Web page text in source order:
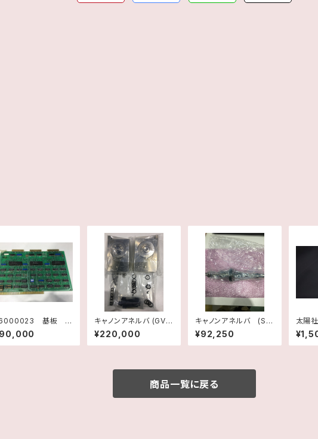
基板 4
I/O TM990/31
1730047 テキサ
ンスツルメンツ
キャノンアネルバ (GV)
ロックシリンダーL
¥220,000
キャノンアネルバ (SE
P) T1アーム上下用ボ
ールねじ
¥92,250
太陽
固定
商品一覧に戻る